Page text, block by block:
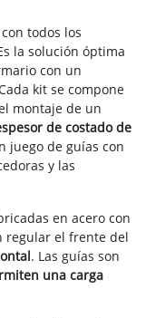
todos los
la solución óptima
con un
kit se compone
montaje de un
de costado de
juego de guías con
y las
en acero con
regular el frente del
. Las guías son
una carga